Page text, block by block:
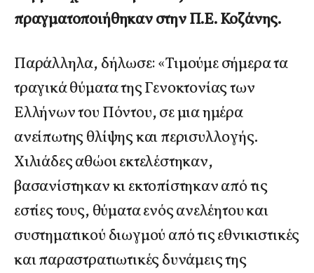
πραγματοποιήθηκαν στην Π.Ε. Κοζάνης.
Παράλληλα, δήλωσε: «Τιμούμε σήμερα τα
τραγικά θύματα της Γενοκτονίας των
Ελλήνων του Πόντου, σε μια ημέρα
ανείπωτης θλίψης και περισυλλογής.
Χιλιάδες αθώοι εκτελέστηκαν,
βασανίστηκαν κι εκτοπίστηκαν από τις
εστίες τους, θύματα ενός ανελέητου και
συστηματικού διωγμού από τις εθνικιστικές
και παραστρατιωτικές δυνάμεις της